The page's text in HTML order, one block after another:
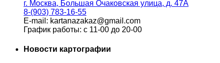
г. Москва, Большая Очаковская улица, д. 47А
8-(903) 783-16-55
E-mail: kartanazakaz@gmail.com
График работы: с 11-00 до 20-00
Новости картографии